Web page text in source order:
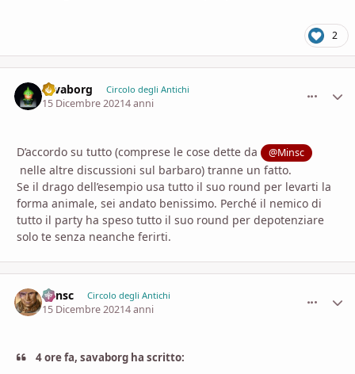
2
savaborg Circolo degli Antichi
15 Dicembre 20214 anni
D’accordo su tutto (comprese le cose dette da @Minsc
nelle altre discussioni sul barbaro) tranne un fatto.
Se il drago dell’esempio usa tutto il suo round per levarti la
forma animale, sei andato benissimo. Perché il nemico di
tutto il party ha speso tutto il suo round per depotenziare
solo te senza neanche ferirti.
Minsc Circolo degli Antichi
15 Dicembre 20214 anni
4 ore fa, savaborg ha scritto: